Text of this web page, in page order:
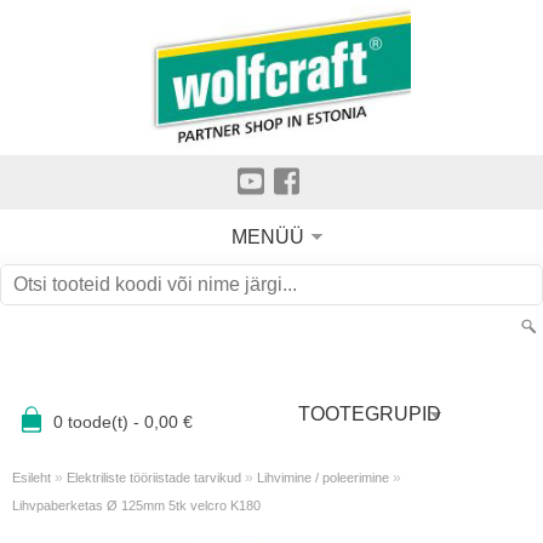
MENÜÜ
0 toode(t) - 0,00 € TOOTEGRUPID
Esileht » Elektriliste tööriistade tarvikud » Lihvimine / poleerimine »
Lihvpaberketas Ø 125mm 5tk velcro K180